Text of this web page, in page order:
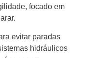
focado em
evitar paradas
hidráulicos